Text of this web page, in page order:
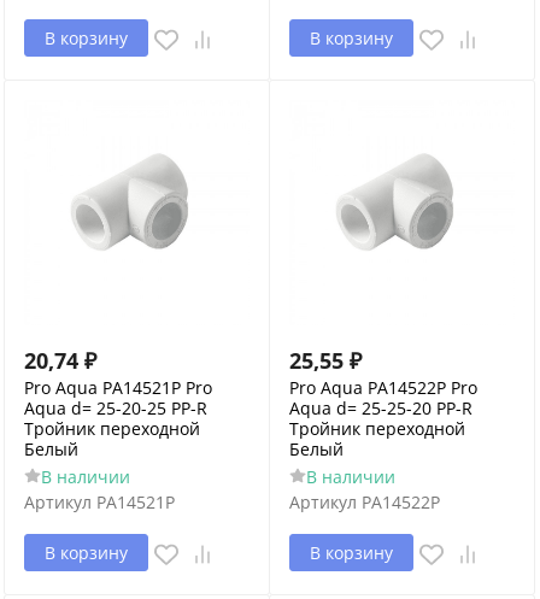
В корзину В корзину
20,74 ₽
Pro Aqua PA14521P Pro
Aqua d= 25-20-25 PP-R
Тройник переходной
Белый
В наличии
Артикул PA14521P
В корзину
25,55 ₽
Pro Aqua PA14522P Pro
Aqua d= 25-25-20 PP-R
Тройник переходной
Белый
В наличии
Артикул PA14522P
В корзину